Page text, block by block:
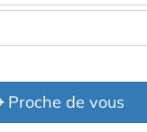
Proche de vous